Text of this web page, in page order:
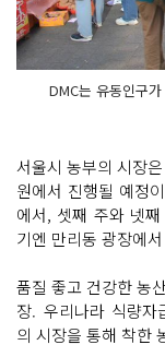
DMC는 유동인구
서울시 농부의 시장
원에서 진행될 예정
에서, 셋째 주와 넷
기엔 만리동 광장에
품질 좋고 건강한 농
장. 우리나라 식량
의 시장을 통해 착한